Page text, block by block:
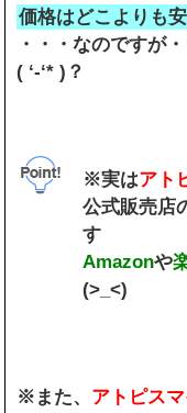
価格はどこよりも安
・・・なのですが
( ‘-‘* )？
※実はアト
公式販売店
す
Amazonや
(>_<)
※また、 アトピス